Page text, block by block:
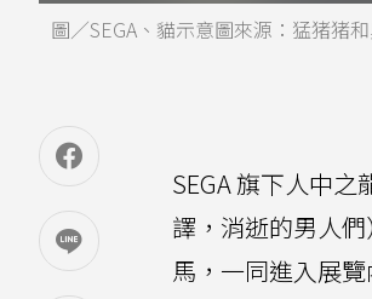
圖／SEGA、貓示意圖來源：猛猪猪
SEGA 旗下人中
譯，消逝的男人
馬，一同進入展